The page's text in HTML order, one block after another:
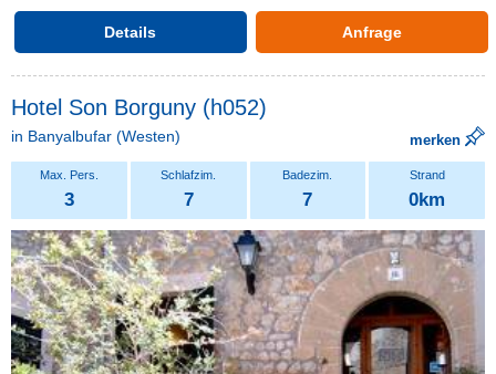
Details Anfrage
Hotel Son Borguny (h052)
in Banyalbufar (Westen) merken
3 7 7 0km